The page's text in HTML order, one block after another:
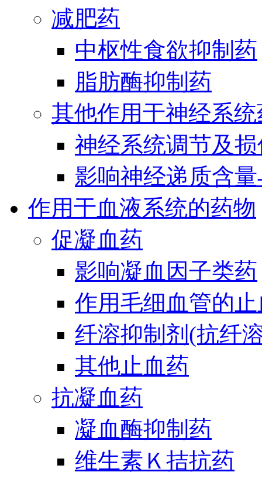
减肥药
中枢性食欲抑制药
脂肪酶抑制药
其他作用于神经系统
神经系统调节及
影响神经递质含
作用于血液系统的药物
促凝血药
影响凝血因子类药
作用毛细血管的
纤溶抑制剂(抗纤
其他止血药
抗凝血药
凝血酶抑制药
维生素Ｋ拮抗药